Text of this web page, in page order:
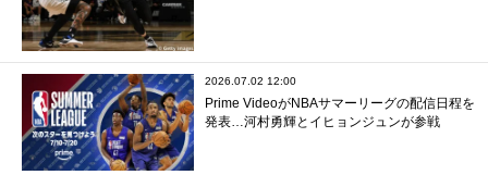
2026.07.02 12:00
Prime VideoがNBAサマーリーグの配信日程を
発表…河村勇輝とイヒョンジュンが参戦